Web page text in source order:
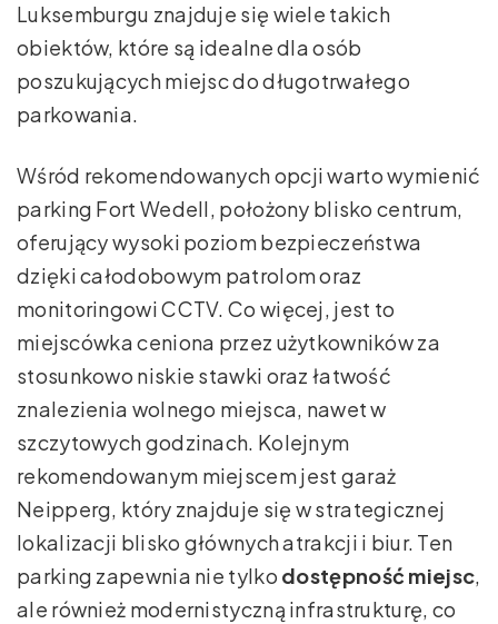
Luksemburgu znajduje się wiele takich
obiektów, które są idealne dla osób
poszukujących miejsc do długotrwałego
parkowania.
Wśród rekomendowanych opcji warto wymienić
parking Fort Wedell, położony blisko centrum,
oferujący wysoki poziom bezpieczeństwa
dzięki całodobowym patrolom oraz
monitoringowi CCTV. Co więcej, jest to
miejscówka ceniona przez użytkowników za
stosunkowo niskie stawki oraz łatwość
znalezienia wolnego miejsca, nawet w
szczytowych godzinach. Kolejnym
rekomendowanym miejscem jest garaż
Neipperg, który znajduje się w strategicznej
lokalizacji blisko głównych atrakcji i biur. Ten
parking zapewnia nie tylko dostępność miejsc,
ale również modernistyczną infrastrukturę, co